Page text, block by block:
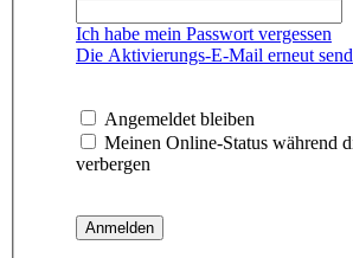
Ich habe mein Passwort vergessen
Die Aktivierungs-E-Mail erneut
Angemeldet bleiben
Meinen Online-Status während
verbergen